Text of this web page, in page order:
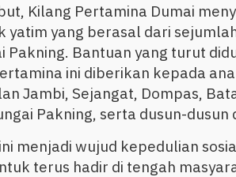
Kilang Pertamina Dumai
yatim yang berasal dari
Pakning. Bantuan yang turut
ini diberikan kepada
Jambi, Sejangat, Dompas,
Pakning, serta dusun-dusun
menjadi wujud kepedulian
terus hadir di tengah